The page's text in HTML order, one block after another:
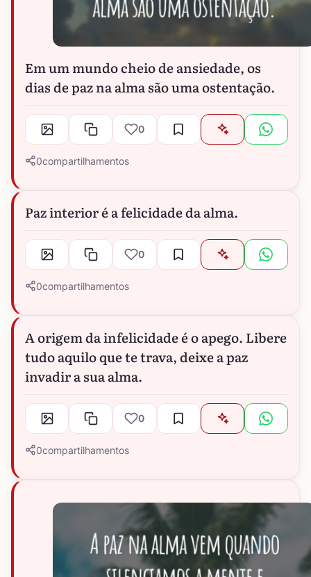
Em um mundo cheio de ansiedade, os
dias de paz na alma são uma ostentação.
0
0compartilhamentos
Paz interior é a felicidade da alma.
0
0compartilhamentos
A origem da infelicidade é o apego. Libere
tudo aquilo que te trava, deixe a paz
invadir a sua alma.
0
0compartilhamentos